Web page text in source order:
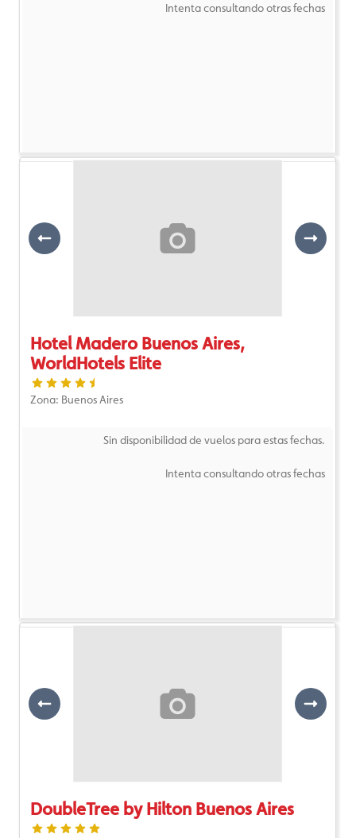
Intenta consultando otras fechas
Previous Next
Hotel Madero Buenos Aires,
WorldHotels Elite
Zona: Buenos Aires
Sin disponibilidad de vuelos para estas fechas.
Intenta consultando otras fechas
Previous Next
DoubleTree by Hilton Buenos Aires